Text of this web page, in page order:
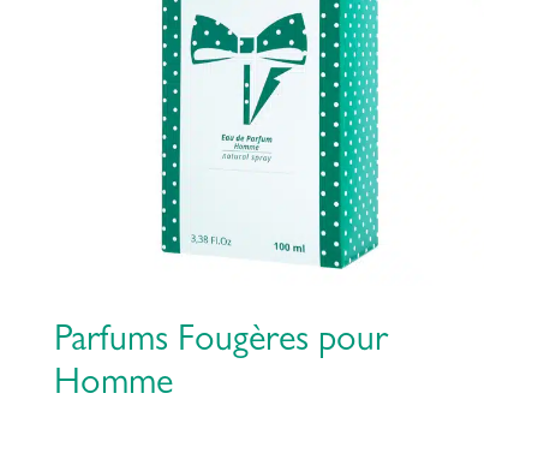
Parfums Fougères pour
Homme